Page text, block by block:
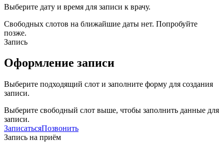
Выберите дату и время для записи к врачу.
Свободных слотов на ближайшие даты нет. Попробуйте
позже.
Запись
Оформление записи
Выберите подходящий слот и заполните форму для создания
записи.
Выберите свободный слот выше, чтобы заполнить данные для
записи.
ЗаписатьсяПозвонить
Запись на приём